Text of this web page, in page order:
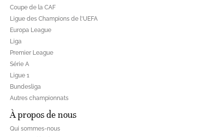
Coupe de la CAF
Ligue des Champions de l'UEFA
Europa League
Liga
Premier League
Série A
Ligue 1
Bundesliga
Autres championnats
À propos de nous
Qui sommes-nous